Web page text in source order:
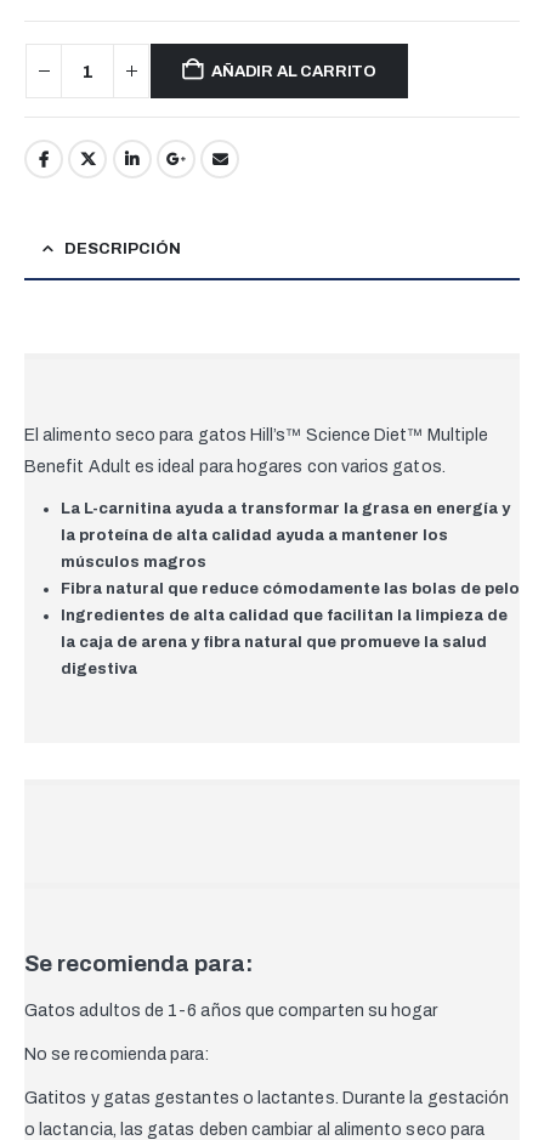
AÑADIR AL CARRITO
DESCRIPCIÓN
El alimento seco para gatos Hill’s™ Science Diet™ Multiple
Benefit Adult es ideal para hogares con varios gatos.
La L-carnitina ayuda a transformar la grasa en energía y
la proteína de alta calidad ayuda a mantener los
músculos magros
Fibra natural que reduce cómodamente las bolas de pelo
Ingredientes de alta calidad que facilitan la limpieza de
la caja de arena y fibra natural que promueve la salud
digestiva
Se recomienda para:
Gatos adultos de 1-6 años que comparten su hogar
No se recomienda para:
Gatitos y gatas gestantes o lactantes. Durante la gestación
o lactancia, las gatas deben cambiar al alimento seco para